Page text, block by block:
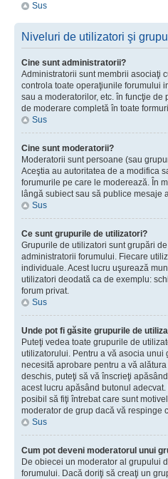
Sus
Niveluri de utilizatori şi
Cine sunt administratorii?
Administratorii sunt membrii asociaţi
controla toate operaţiunile forumului
sau a moderatorilor, etc. în funcţie
de moderare completă în toate
Sus
Cine sunt moderatorii?
Moderatorii sunt persoane (sau
Aceştia au autoritatea de a modifica
forumurile pe care le moderează. În
lângă subiect sau să publice mesaje
Sus
Ce sunt grupurile de utilizatori?
Grupurile de utilizatori sunt grupări
administratorii forumului. Fiecare
individuale. Acest lucru uşurează
utilizatori deodată ca de exemplu:
forum privat.
Sus
Unde pot fi găsite grupurile de
Puteţi vedea toate grupurile de
utilizatorului. Pentru a vă asocia
necesită aprobare pentru a vă
deschis, puteţi să vă înscrieţi
acest lucru apăsând butonul
posibil să fiţi întrebat care sunt
moderator de grup dacă vă respinge
Sus
Cum pot deveni moderatorul unui
De obiecei un moderator al grupului
forumului. Dacă doriţi să creaţi un